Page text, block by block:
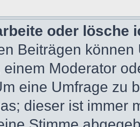
oder lösche
Beiträgen
einem Moderator
eine Umfrage zu
dieser ist immer